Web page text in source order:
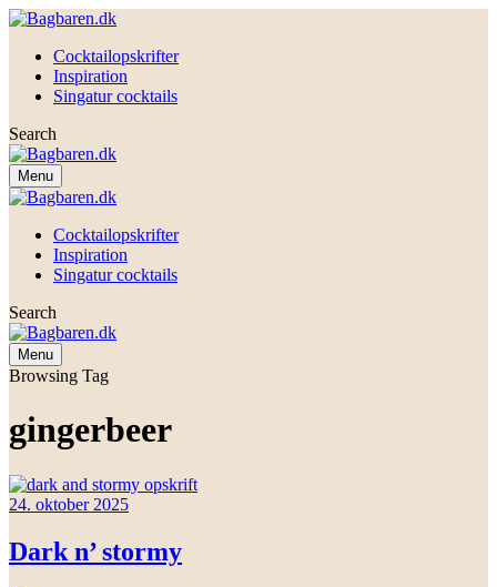
Cocktailopskrifter
Inspiration
Singatur cocktails
Search
Menu
Cocktailopskrifter
Inspiration
Singatur cocktails
Search
Menu
Browsing Tag
gingerbeer
24. oktober 2025
Dark n’ stormy